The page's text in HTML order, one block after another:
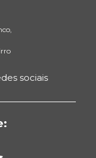
sociais